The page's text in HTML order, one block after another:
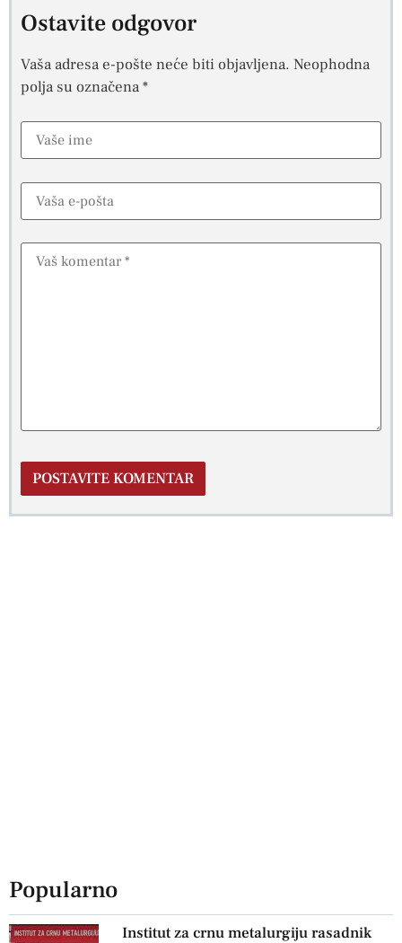
Ostavite odgovor
Vaša adresa e-pošte neće biti objavljena. Neophodna
polja su označena*
Popularno
Institut za crnu metalurgiju rasadnik